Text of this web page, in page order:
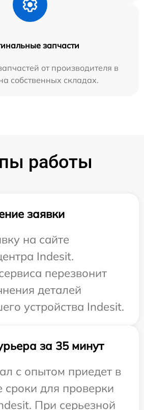
запчасти
от производителя в
собственных складах.
работы
заявки
на сайте
Indesit.
перезвонит
деталей
устройства Indesit.
за 35 минут
с опытом приедет в
сроки для проверки
При серьезной